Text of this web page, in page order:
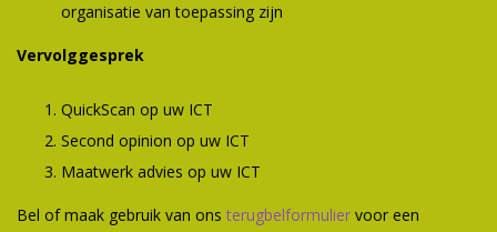
organisatie van toepassing zijn
Vervolggesprek
QuickScan op uw ICT
Second opinion op uw ICT
Maatwerk advies op uw ICT
Bel of maak gebruik van ons terugbelformulier voor een